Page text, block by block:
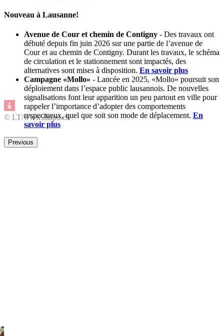
© LT/www.diapo.ch
Nouveau à Lausanne!
Avenue de Cour et chemin de Contigny - Des travaux ont
débuté depuis fin juin 2026 sur une partie de l’avenue de
Cour et au chemin de Contigny. Durant les travaux, le schéma
de circulation et le stationnement sont impactés, des
alternatives sont mises à disposition. En savoir plus
Campagne «Mollo» - Lancée en 2025, «Mollo» poursuit son
déploiement dans l’espace public lausannois. De nouvelles
signalisations font leur apparition un peu partout en ville pour
rappeler l’importance d’adopter des comportements
respectueux, quel que soit son mode de déplacement. En
savoir plus
Previous